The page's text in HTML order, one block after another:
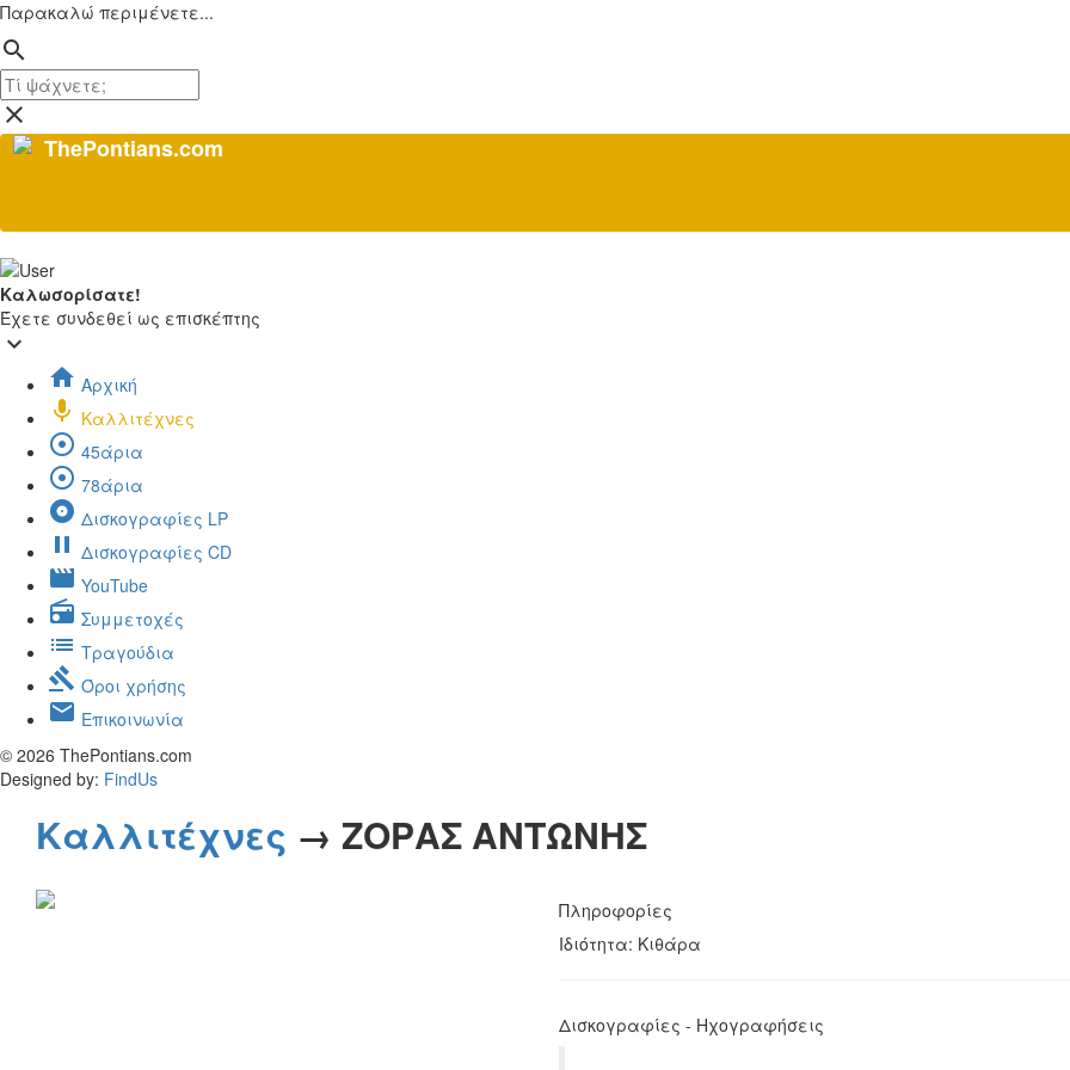
Παρακαλώ περιμένετε...
search
close
ThePontians.com
Καλωσορίσατε!
Έχετε συνδεθεί ως επισκέπτης
keyboard_arrow_down
home Αρχική
mic Καλλιτέχνες
adjust 45άρια
adjust 78άρια
album Δισκογραφίες LP
pause Δισκογραφίες CD
movie YouTube
radio Συμμετοχές
list Τραγούδια
gavel Όροι χρήσης
mail Επικοινωνία
© 2026 ThePontians.com
Designed by: FindUs
Καλλιτέχνες → ΖΟΡΑΣ ΑΝΤΩΝΗΣ
Πληροφορίες
Ιδιότητα: Κιθάρα
Δισκογραφίες - Ηχογραφήσεις